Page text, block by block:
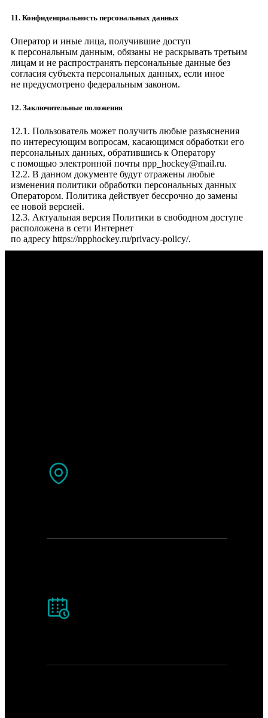
11. Конфиденциальность персональных данных
Оператор и иные лица, получившие доступ
к персональным данным, обязаны не раскрывать третьим
лицам и не распространять персональные данные без
согласия субъекта персональных данных, если иное
не предусмотрено федеральным законом.
12. Заключительные положения
12.1. Пользователь может получить любые разъяснения
по интересующим вопросам, касающимся обработки его
персональных данных, обратившись к Оператору
с помощью электронной почты npp_hockey@mail.ru.
12.2. В данном документе будут отражены любые
изменения политики обработки персональных данных
Оператором. Политика действует бессрочно до замены
ее новой версией.
12.3. Актуальная версия Политики в свободном доступе
расположена в сети Интернет
по адресу https://npphockey.ru/privacy-policy/.